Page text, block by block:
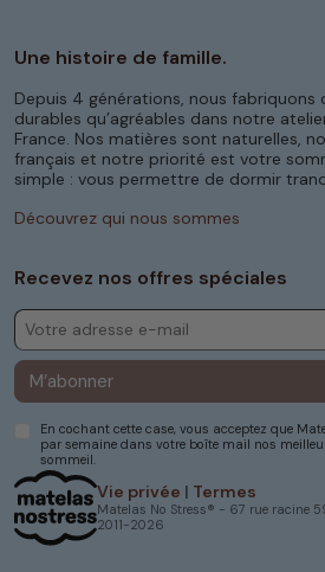
permettant un bon alignement
Nos oreillers sont
matériaux de haute qualité,
fermeté optimale pour
tout en étant suffisamment
épouser la forme de votre tête
confort personnalisé à chaque
sommeil réparateur
Chez Matelas No Stress,
d'honneur à vous offrir des
qualité. Nosoreillers 50x75
confectionnés avec des
durabilité et confort.
assure une douceur
garnissage intérieur est conçu
équilibre parfait entre fermeté
En plus d’offrir un confort
Vie privée | Termes
Matelas No Stress® - 67 rue racine
2011-2026
Une histoire de famille.
Depuis 4 générations, nous fabriquons
durables qu’agréables dans notre
France. Nos matières sont naturelles,
français et notre priorité est votre
simple : vous permettre de dormir
Découvrez qui nous sommes
Recevez nos offres spéciales
M’abonner
En cochant cette case, vous acceptez que
par semaine dans votre boîte mail nos
sommeil.